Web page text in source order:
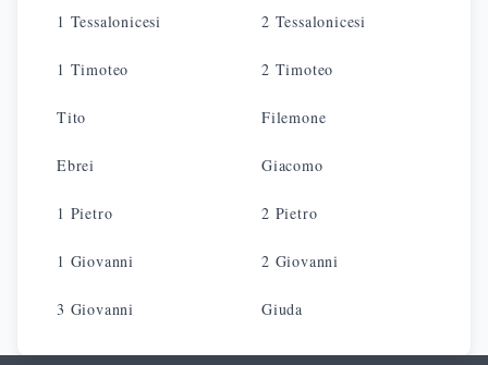
1 Tessalonicesi 2 Tessalonicesi
1 Timoteo 2 Timoteo
Tito Filemone
Ebrei Giacomo
1 Pietro 2 Pietro
1 Giovanni 2 Giovanni
3 Giovanni Giuda